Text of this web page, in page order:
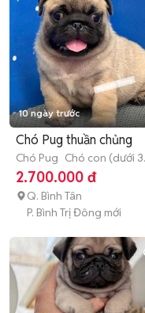
10 ngày trước
Chó Pug thuần chủng
Chó Pug Chó con (dưới 3
tháng tuổi)
2.700.000 đ
Q. Bình Tân
P. Bình Trị Đông mới